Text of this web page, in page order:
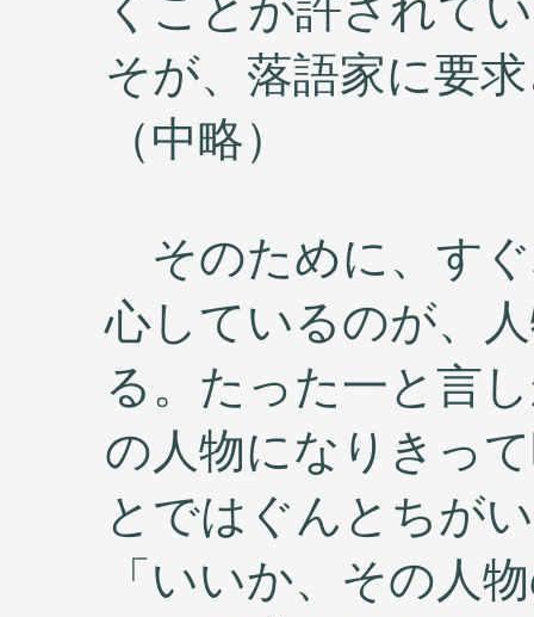
くことが許されて
そが、落語家に要
（中略）
そのために、す
心しているのが、
る。たった一と言
の人物になりきっ
とではぐんとちが
「いいか、その人